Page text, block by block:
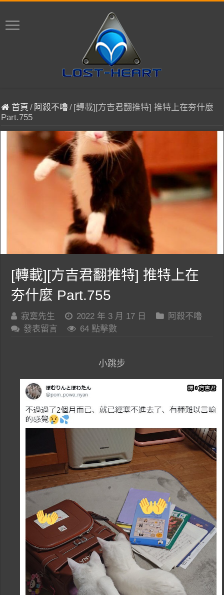
首頁 / 阿殺不嚕/ [轉載][方吉君翻推特] 推特上在夯什麼
Part.755
[轉載][方吉君翻推特] 推特上在
夯什麼 Part.755
寂寞先生 2022 年 3 月 17 日
阿殺不嚕
發表留言
64 點擊數
小跳步